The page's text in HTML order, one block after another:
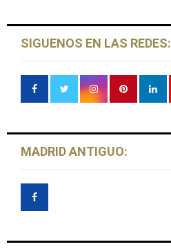
SIGUENOS EN LAS REDES:
MADRID ANTIGUO: